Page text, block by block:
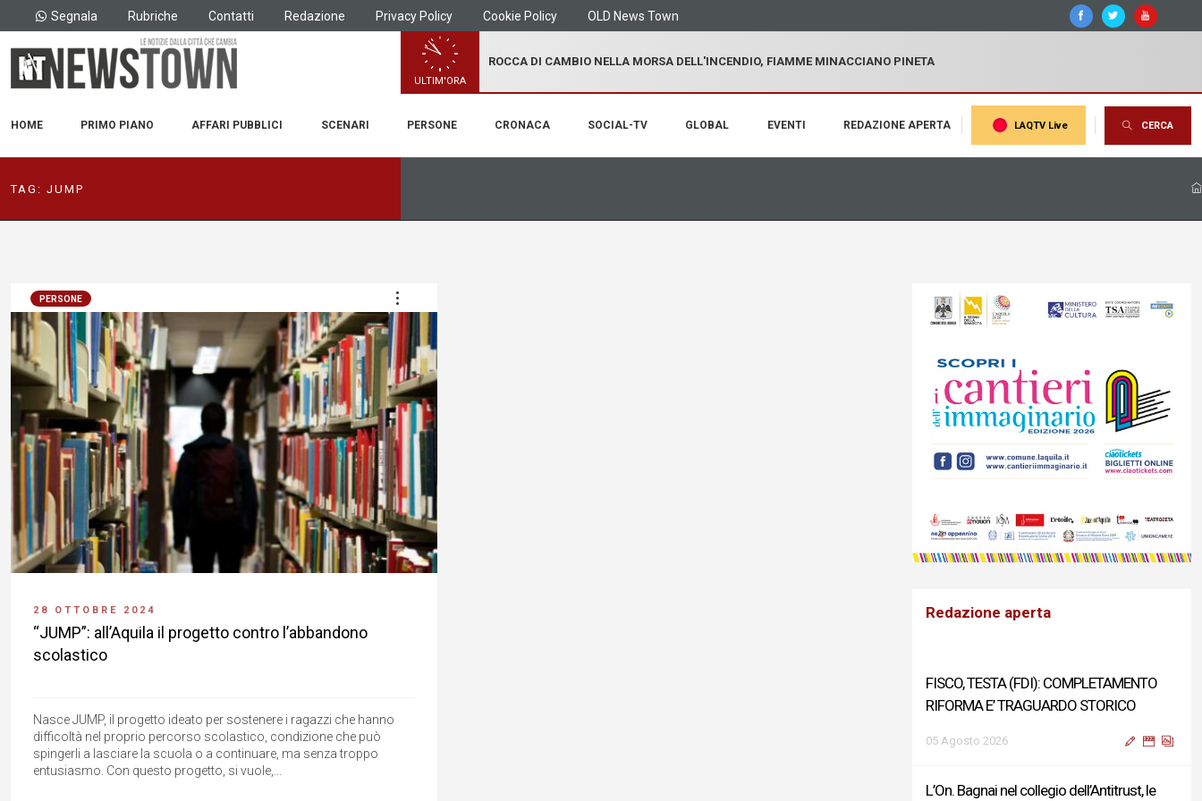
Segnala Rubriche Contatti Redazione Privacy Policy Cookie Policy OLD News Town
ULTIM'ORA
ROCCA DI CAMBIO NELLA MORSA DELL'INCENDIO, FIAMME MINACCIANO PINETA
HOME PRIMO PIANO AFFARI PUBBLICI SCENARI PERSONE CRONACA SOCIAL-TV GLOBAL EVENTI REDAZIONE APERTA LAQTV Live CERCA
TAG: JUMP
PERSONE
28 OTTOBRE 2024
“JUMP”: all’Aquila il progetto contro l’abbandono
scolastico
Nasce JUMP, il progetto ideato per sostenere i ragazzi che hanno
difficoltà nel proprio percorso scolastico, condizione che può
spingerli a lasciare la scuola o a continuare, ma senza troppo
entusiasmo. Con questo progetto, si vuole,...
Redazione aperta
FISCO, TESTA (FDI): COMPLETAMENTO
RIFORMA E’ TRAGUARDO STORICO
05 Agosto 2026
L’On. Bagnai nel collegio dell’Antitrust, le